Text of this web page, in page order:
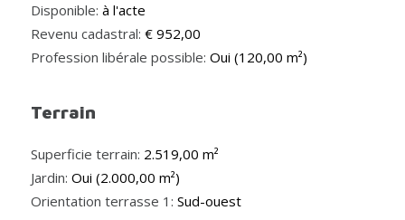
Disponible: à l'acte
Revenu cadastral: € 952,00
Profession libérale possible: Oui (120,00 m²)
Terrain
Superficie terrain: 2.519,00 m²
Jardin: Oui (2.000,00 m²)
Orientation terrasse 1: Sud-ouest